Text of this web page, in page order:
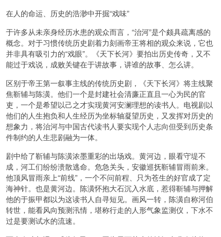
在人的命运、历史的浩渺中开掘“戏味”
于许多从未亲身经历水患的观众而言，“治河”是个颇具疏离感的
概念。对于习惯传统历史剧着力刻画帝王将相的观众来说，它也
并非具有吸引力的“戏眼”。《天下长河》要拍出历史传奇，又不
能过于戏说，成败关键在于讲故事，讲谁的故事、怎么讲。
区别于帝王第一叙事主线的传统历史剧，《天下长河》将主线聚
焦靳辅与陈潢。他们一个是封建社会清廉正直且一心为民的官
吏，一个是希望以己之才实现黄河安澜理想的读书人。电视剧以
他们的人生抱负和人生经历为坐标轴凝望历史，又发挥对历史的
想象力，将治河与中国古代读书人要实现个人志向但受到历史条
件制约的人生悲剧融为一体。
剧中给了靳辅与陈潢浓墨重彩的出场戏。黄河边，眼看守堤不
成，河工们纷纷溃散逃命。危急关头，安徽巡抚靳辅冒雨前来。
他顶风冒雨亲上“前线”，一个不问前程、只为苍生的好官成了定
海神针。也是黄河边。陈潢怀抱大石沉入水底，惹得靳辅与押解
他的于振甲都以为这读书人自寻短见。画风一转，陈潢自称河伯
转世，能看风向预测汛情，堪称行走的人形气象监测仪，下水不
过是要测试水的流速。